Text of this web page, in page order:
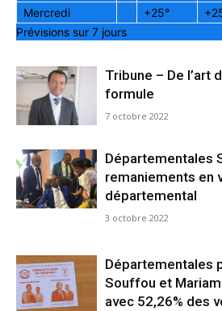
Mercredi
+25° +
Prévisions sur 7 jours
Tribune – De l’art
formule
7 octobre 2022
Départementales
remaniements en
départemental
3 octobre 2022
Départementales
Souffou et
avec 52,26% des